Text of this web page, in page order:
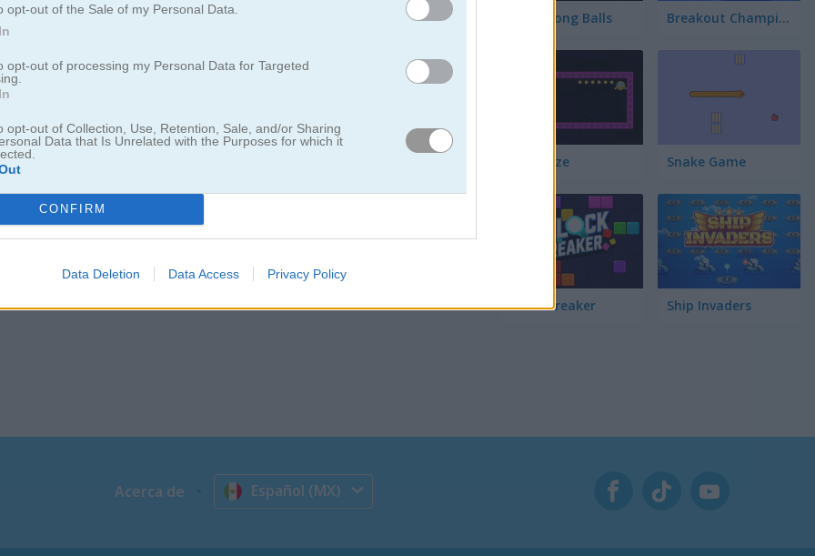
opt-out of the Sale of my Personal Data.
opt-out of processing my Personal Data for Targeted
opt-out of Collection, Use, Retention, Sale, and/or Sharing
Data that Is Unrelated with the Purposes for which it
CONFIRM
Data Deletion Data Access Privacy Policy
Neon Pong Balls Breakout Champion
Pac Maze Snake Game
Block Breaker Ship Invaders
Acerca de Español (MX)